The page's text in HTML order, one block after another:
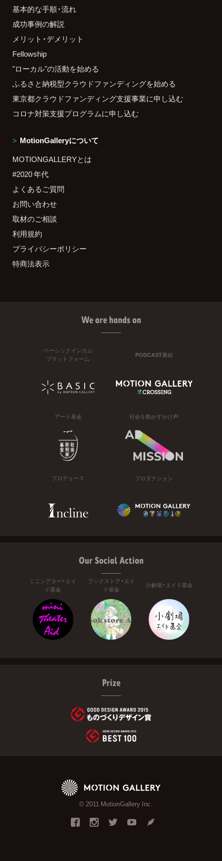
基本的な手順・流れ
成功事例の解説
メリット・デメリット
Fellowship
"ローカル"の活動を始める
ふるさと納税型クラウドファンディングを始める
東京都クラウドファンディング支援事業に申し込む
コロナ対策支援プログラムに申し込む
MotionGalleryについて
MOTIONGALLERYとは
#2020 年代
よくあるご質問
お問い合わせ
取材のご相談
利用規約
プライバシーポリシー
特商法表示
We are hands on
ベーシックインカム
プラットフォーム
PODCAST番組
アート基金 社会を動かすかけ声
プロデュース プロダクション
Our Social Action
ミニシアター・エイ
ド基金
ブックストア・エイ
ド基金
小劇場・エイド基金
Prize
© 2011 MotionGallery Inc.